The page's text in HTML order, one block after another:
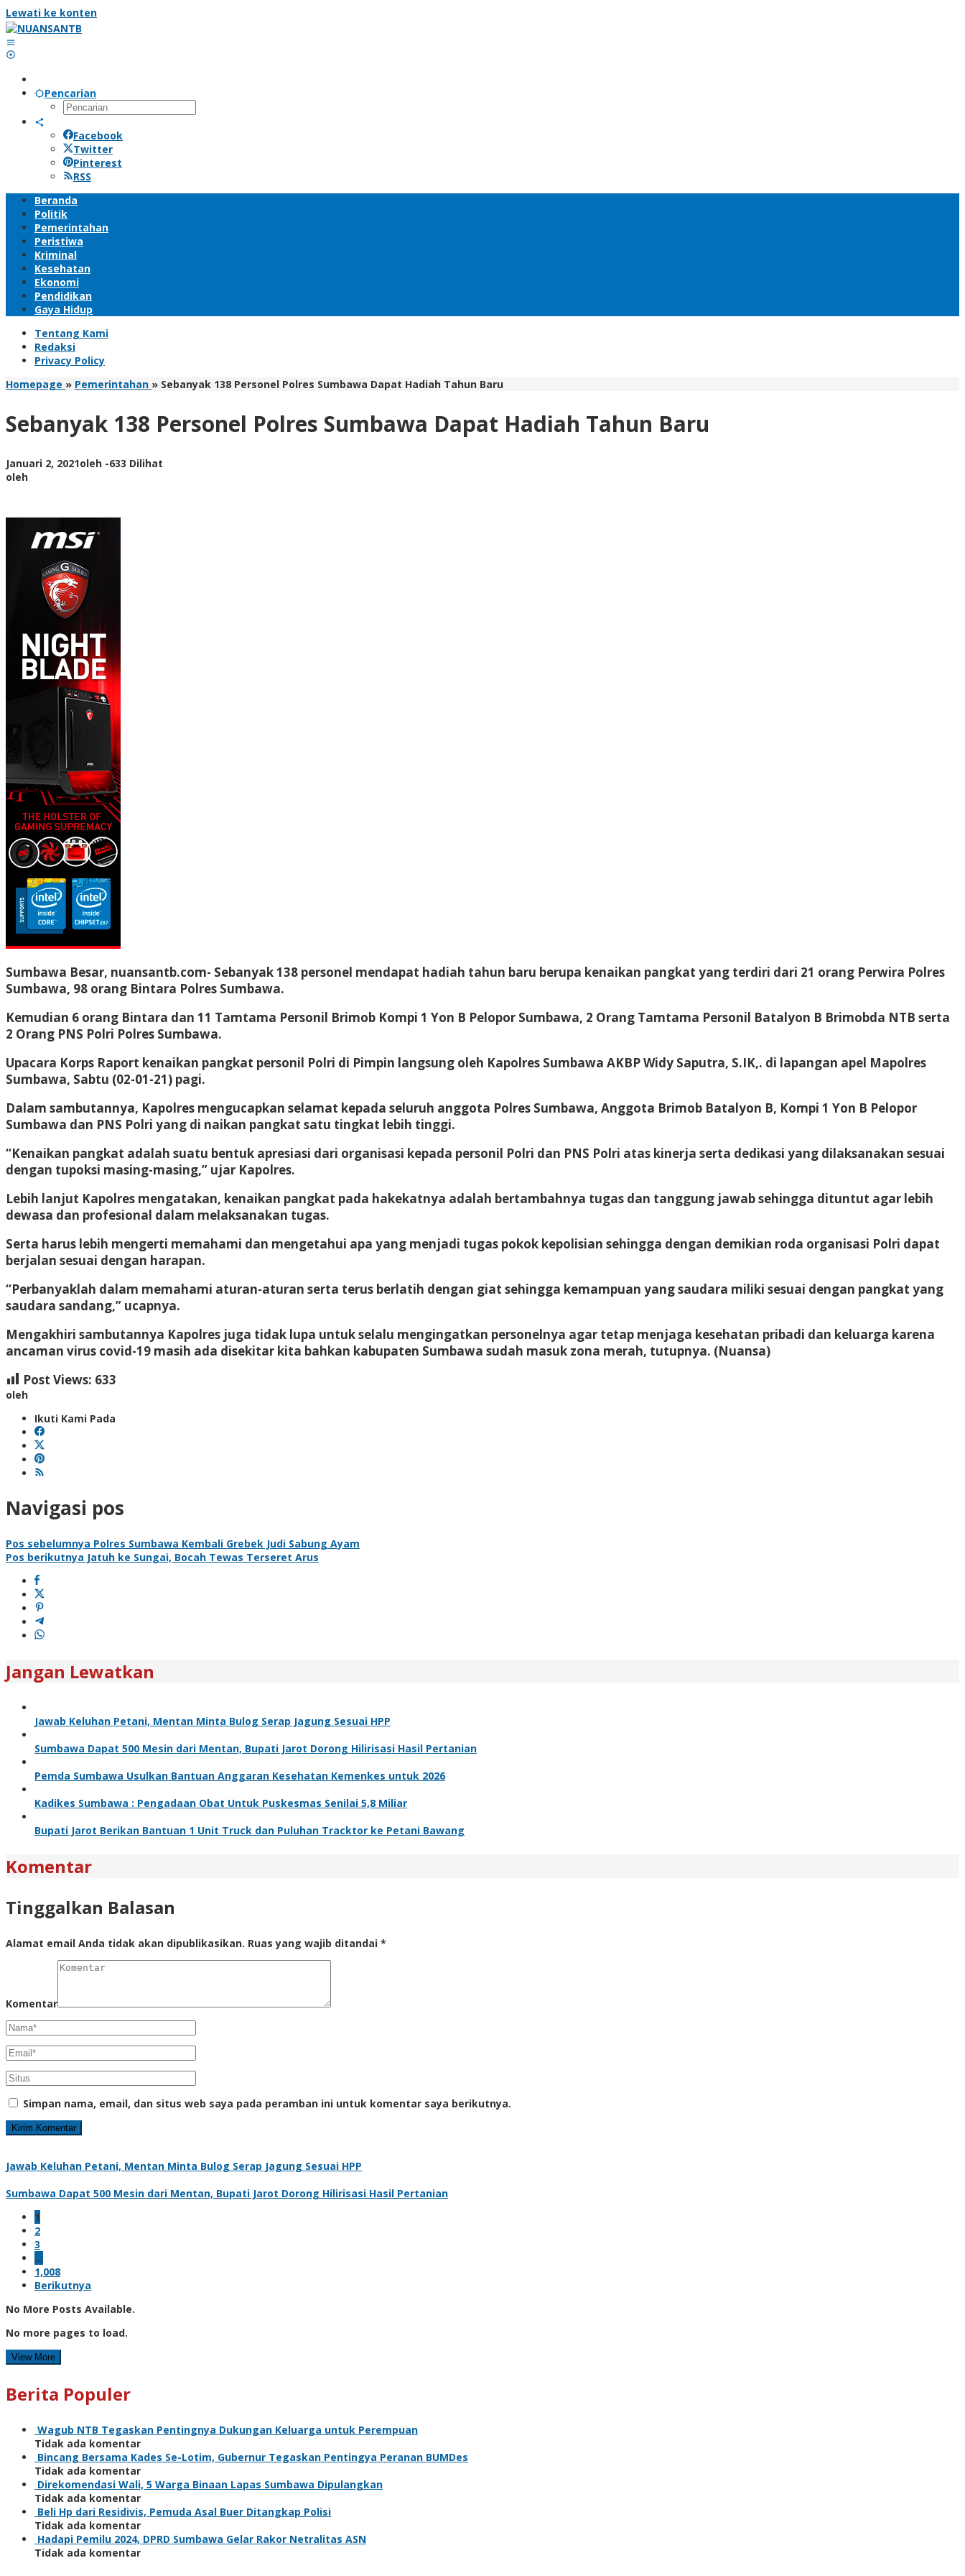
Lewati ke konten
Pencarian
Facebook
Twitter
Pinterest
RSS
Beranda
Politik
Pemerintahan
Peristiwa
Kriminal
Kesehatan
Ekonomi
Pendidikan
Gaya Hidup
Tentang Kami
Redaksi
Privacy Policy
Homepage » Pemerintahan » Sebanyak 138 Personel Polres Sumbawa Dapat Hadiah Tahun Baru
Sebanyak 138 Personel Polres Sumbawa Dapat Hadiah Tahun Baru
Januari 2, 2021oleh -633 Dilihat
oleh
Sumbawa Besar, nuansantb.com- Sebanyak 138 personel mendapat hadiah tahun baru berupa kenaikan pangkat yang terdiri dari 21 orang Perwira Polres
Sumbawa, 98 orang Bintara Polres Sumbawa.
Kemudian 6 orang Bintara dan 11 Tamtama Personil Brimob Kompi 1 Yon B Pelopor Sumbawa, 2 Orang Tamtama Personil Batalyon B Brimobda NTB serta
2 Orang PNS Polri Polres Sumbawa.
Upacara Korps Raport kenaikan pangkat personil Polri di Pimpin langsung oleh Kapolres Sumbawa AKBP Widy Saputra, S.IK,. di lapangan apel Mapolres
Sumbawa, Sabtu (02-01-21) pagi.
Dalam sambutannya, Kapolres mengucapkan selamat kepada seluruh anggota Polres Sumbawa, Anggota Brimob Batalyon B, Kompi 1 Yon B Pelopor
Sumbawa dan PNS Polri yang di naikan pangkat satu tingkat lebih tinggi.
“Kenaikan pangkat adalah suatu bentuk apresiasi dari organisasi kepada personil Polri dan PNS Polri atas kinerja serta dedikasi yang dilaksanakan sesuai
dengan tupoksi masing-masing,” ujar Kapolres.
Lebih lanjut Kapolres mengatakan, kenaikan pangkat pada hakekatnya adalah bertambahnya tugas dan tanggung jawab sehingga dituntut agar lebih
dewasa dan profesional dalam melaksanakan tugas.
Serta harus lebih mengerti memahami dan mengetahui apa yang menjadi tugas pokok kepolisian sehingga dengan demikian roda organisasi Polri dapat
berjalan sesuai dengan harapan.
“Perbanyaklah dalam memahami aturan-aturan serta terus berlatih dengan giat sehingga kemampuan yang saudara miliki sesuai dengan pangkat yang
saudara sandang,” ucapnya.
Mengakhiri sambutannya Kapolres juga tidak lupa untuk selalu mengingatkan personelnya agar tetap menjaga kesehatan pribadi dan keluarga karena
ancaman virus covid-19 masih ada disekitar kita bahkan kabupaten Sumbawa sudah masuk zona merah, tutupnya. (Nuansa)
Post Views: 633
oleh
Ikuti Kami Pada
Navigasi pos
Pos sebelumnya Polres Sumbawa Kembali Grebek Judi Sabung Ayam
Pos berikutnya Jatuh ke Sungai, Bocah Tewas Terseret Arus
Jangan Lewatkan
Jawab Keluhan Petani, Mentan Minta Bulog Serap Jagung Sesuai HPP
Sumbawa Dapat 500 Mesin dari Mentan, Bupati Jarot Dorong Hilirisasi Hasil Pertanian
Pemda Sumbawa Usulkan Bantuan Anggaran Kesehatan Kemenkes untuk 2026
Kadikes Sumbawa : Pengadaan Obat Untuk Puskesmas Senilai 5,8 Miliar
Bupati Jarot Berikan Bantuan 1 Unit Truck dan Puluhan Tracktor ke Petani Bawang
Komentar
Tinggalkan Balasan
Alamat email Anda tidak akan dipublikasikan. Ruas yang wajib ditandai *
Komentar
Simpan nama, email, dan situs web saya pada peramban ini untuk komentar saya berikutnya.
Jawab Keluhan Petani, Mentan Minta Bulog Serap Jagung Sesuai HPP
Sumbawa Dapat 500 Mesin dari Mentan, Bupati Jarot Dorong Hilirisasi Hasil Pertanian
1
2
3
…
1,008
Berikutnya
No More Posts Available.
No more pages to load.
View More
Berita Populer
Wagub NTB Tegaskan Pentingnya Dukungan Keluarga untuk Perempuan
Tidak ada komentar
Bincang Bersama Kades Se-Lotim, Gubernur Tegaskan Pentingya Peranan BUMDes
Tidak ada komentar
Direkomendasi Wali, 5 Warga Binaan Lapas Sumbawa Dipulangkan
Tidak ada komentar
Beli Hp dari Residivis, Pemuda Asal Buer Ditangkap Polisi
Tidak ada komentar
Hadapi Pemilu 2024, DPRD Sumbawa Gelar Rakor Netralitas ASN
Tidak ada komentar